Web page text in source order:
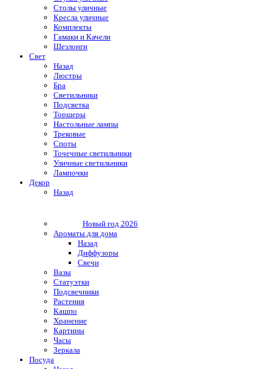
Столы уличные
Кресла уличные
Комплекты
Гамаки и Качели
Шезлонги
Свет
Назад
Люстры
Бра
Светильники
Подсветка
Торшеры
Настольные лампы
Трековые
Споты
Точечные светильники
Уличные светильники
Лампочки
Декор
Назад
Новый год 2026
Ароматы для дома
Назад
Диффузоры
Свечи
Вазы
Статуэтки
Подсвечники
Растения
Кашпо
Хранение
Картины
Часы
Зеркала
Посуда